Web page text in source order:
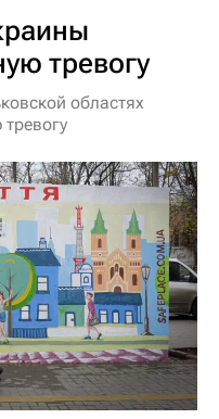
тревогу
областях